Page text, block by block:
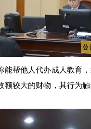
他人代办成人教育
较大的财物，其行为